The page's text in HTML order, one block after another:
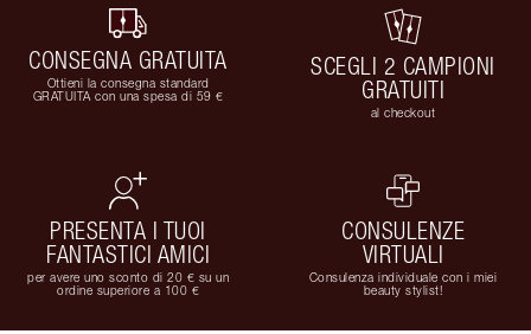
CONSEGNA GRATUITA
Ottieni la consegna standard
GRATUITA con una spesa di 59 €
SCEGLI 2 CAMPIONI
GRATUITI
al checkout
PRESENTA I TUOI
FANTASTICI AMICI
per avere uno sconto di 20 € su un
ordine superiore a 100 €
CONSULENZE
VIRTUALI
Consulenza individuale con i miei
beauty stylist!